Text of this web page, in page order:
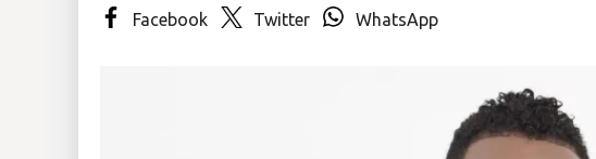
Facebook Twitter WhatsApp